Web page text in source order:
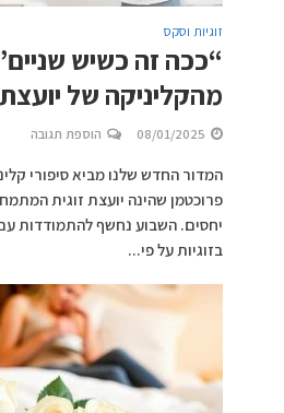
זוגיות וסקס
“ככה זה כשיש
מהקליניקה של יועצת
08/01/2025 הוספת תגובה
המדור החדש שלנו מביא סיפורי
פרוכטמן שהינה יועצת זוגית
יחסים. השבוע נחשף להתמודדות עם
בזוגיות על פי...